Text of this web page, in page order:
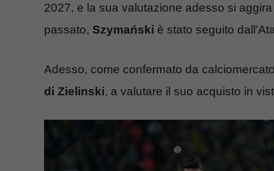
2027, e la sua valutazione adesso si
passato, Szymański è stato seguito
Adesso, come confermato da
di Zielinski, a valutare il suo acquisto in